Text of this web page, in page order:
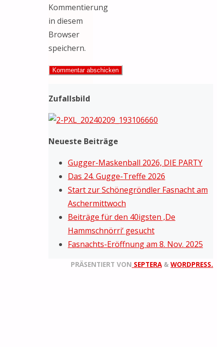
Kommentierung
in diesem
Browser
speichern.
Zufallsbild
Neueste Beiträge
Gugger-Maskenball 2026, DIE PARTY
Das 24. Gugge-Treffe 2026
Start zur Schönegröndler Fasnacht am
Aschermittwoch
Beiträge für den 40igsten ‚De
Hammschnörri‘ gesucht
Fasnachts-Eröffnung am 8. Nov. 2025
PRÄSENTIERT VON SEPTERA& WORDPRESS.